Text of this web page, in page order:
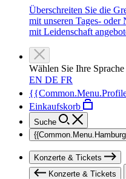
Überschreiten Sie die
mit unseren Tages-
mit Leidenschaft
Wählen Sie Ihre Sprache
EN DE FR
Einkaufskorb
Suche
Konzerte & Tickets
Konzerte & Tickets